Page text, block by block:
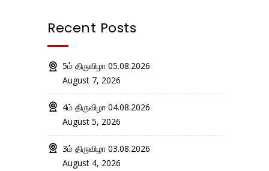
Recent Posts
5ம் திருவிழா 05.08.2026
August 7, 2026
4ம் திருவிழா 04.08.2026
August 5, 2026
3ம் திருவிழா 03.08.2026
August 4, 2026